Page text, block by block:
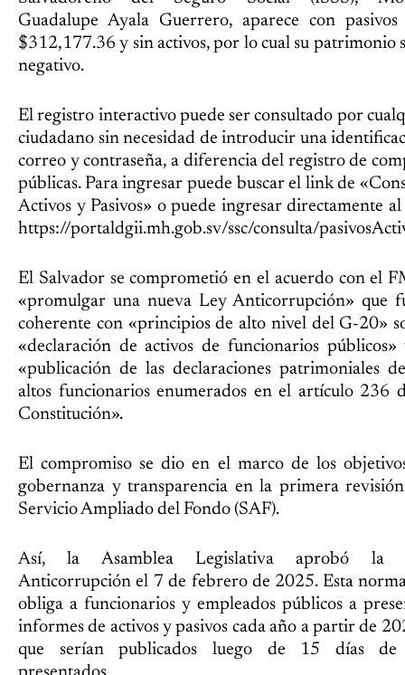
Guadalupe Ayala Guerrero, aparece con
$312,177.36 y sin activos, por lo cual su patrimonio
negativo.
El registro interactivo puede ser consultado por
ciudadano sin necesidad de introducir una
correo y contraseña, a diferencia del registro de
públicas. Para ingresar puede buscar el link de
Activos y Pasivos» o puede ingresar directamente
https://portaldgii.mh.gob.sv/ssc/consulta/
El Salvador se comprometió en el acuerdo con el
«promulgar una nueva Ley Anticorrupción» que
coherente con «principios de alto nivel del G-20»
«declaración de activos de funcionarios
«publicación de las declaraciones patrimoniales
altos funcionarios enumerados en el artículo 236
Constitución».
El compromiso se dio en el marco de los
gobernanza y transparencia en la primera
Servicio Ampliado del Fondo (SAF).
Así, la Asamblea Legislativa aprobó la
Anticorrupción el 7 de febrero de 2025. Esta
obliga a funcionarios y empleados públicos a
informes de activos y pasivos cada año a partir de
que serían publicados luego de 15 días de